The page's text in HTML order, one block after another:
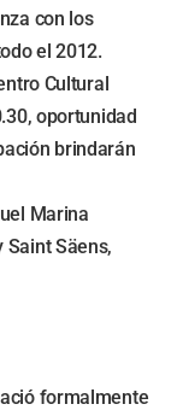
con los
el 2012.
Cultural
oportunidad
brindarán
Marina
Saint Säens,
formalmente